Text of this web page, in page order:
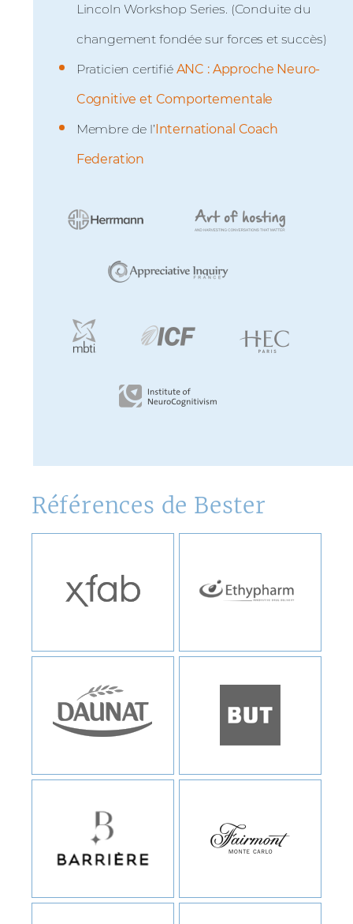
Lincoln Workshop Series. (Conduite du
changement fondée sur forces et succès)
Praticien certifié ANC : Approche Neuro-
Cognitive et Comportementale
Membre de l’International Coach
Federation
Références de Bester